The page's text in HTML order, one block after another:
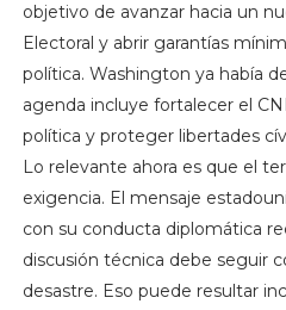
objetivo de avanzar hacia un
Electoral y abrir garantías
política. Washington ya había
agenda incluye fortalecer el
política y proteger libertades
Lo relevante ahora es que el
exigencia. El mensaje
con su conducta diplomática
discusión técnica debe seguir
desastre. Eso puede resultar